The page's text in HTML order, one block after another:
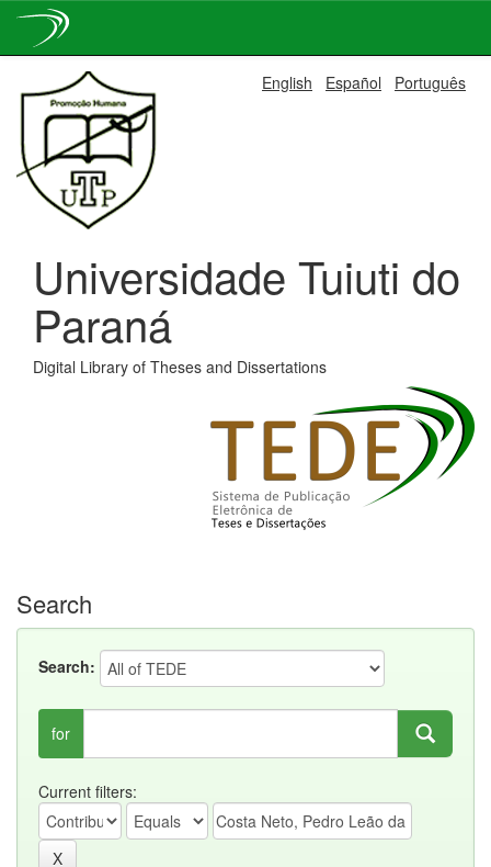
navigation
English Español Português
Universidade Tuiuti do
Paraná
Digital Library of Theses and Dissertations
Search
Search:
for
Current filters: